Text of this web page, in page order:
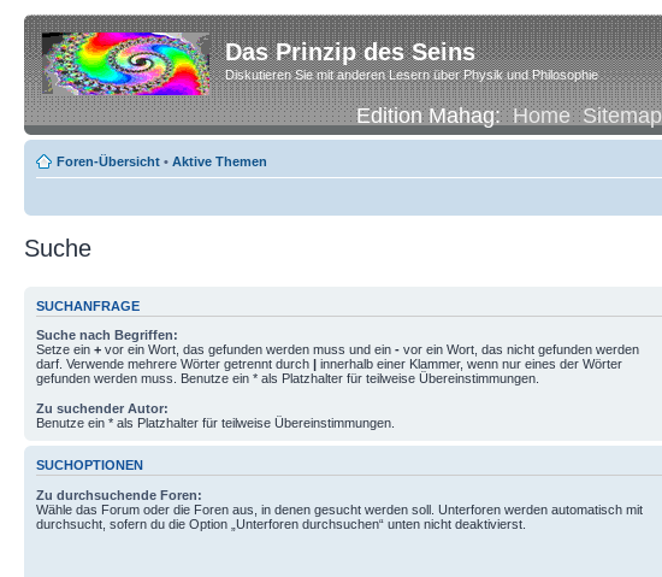
Das Prinzip des Seins
Diskutieren Sie mit anderen Lesern über Physik und Philosophie
Edition Mahag:Home Sitemap
Foren-Übersicht • Aktive Themen
Suche
SUCHANFRAGE
Suche nach Begriffen:
Setze ein + vor ein Wort, das gefunden werden muss und ein - vor ein Wort, das nicht gefunden werden
darf. Verwende mehrere Wörter getrennt durch | innerhalb einer Klammer, wenn nur eines der Wörter
gefunden werden muss. Benutze ein * als Platzhalter für teilweise Übereinstimmungen.
Zu suchender Autor:
Benutze ein * als Platzhalter für teilweise Übereinstimmungen.
SUCHOPTIONEN
Zu durchsuchende Foren:
Wähle das Forum oder die Foren aus, in denen gesucht werden soll. Unterforen werden automatisch mit
durchsucht, sofern du die Option „Unterforen durchsuchen“ unten nicht deaktivierst.